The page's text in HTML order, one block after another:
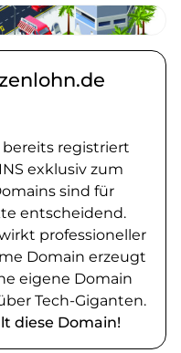
registriert
exklusiv zum
sind für
entscheidend.
professioneller
Domain erzeugt
eigene Domain
Tech-Giganten.
diese Domain!